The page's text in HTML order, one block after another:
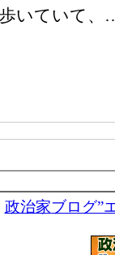
歩いていて、
政治家ブログ”